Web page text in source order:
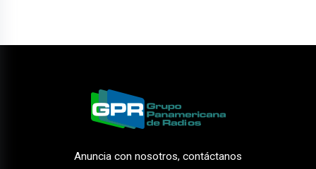
Anuncia con nosotros, contáctanos